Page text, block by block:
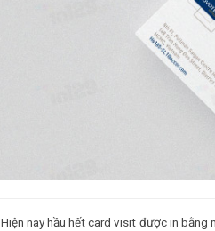
Hiện nay hầu hết card visit được in bằng